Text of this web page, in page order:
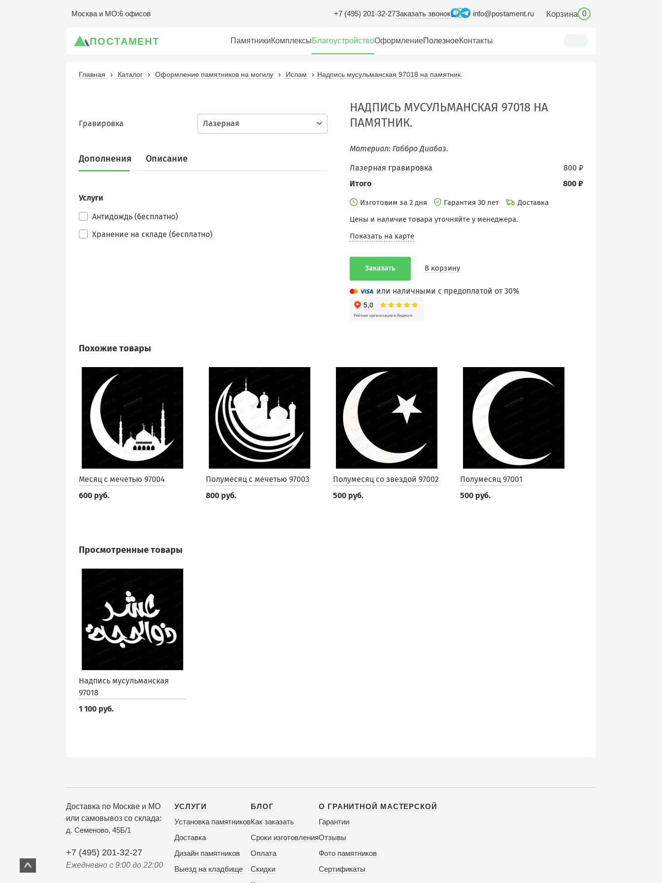
Москва и МО:6 офисов +7 (495) 201-32-27Заказать звонок info@postament.ru Корзина 0
ПОСТАМЕНТ ПамятникиКомплексыБлагоустройствоОформлениеПолезноеКонтакты
Главная Каталог Оформление памятников на могилу Ислам Надпись мусульманская 97018 на памятник.
Лазерная
Гравировка
Дополнения Описание
Услуги
Антидождь (бесплатно)
Хранение на складе (бесплатно)
НАДПИСЬ МУСУЛЬМАНСКАЯ 97018 НА
ПАМЯТНИК.
Материал: Габбро Диабаз.
800 ₽
Лазерная гравировка
800 ₽
Итого
Изготовим за 2 дня Гарантия 30 лет
Доставка
Цены и наличие товара уточняйте у менеджера.
Показать на карте
Заказать В корзину
или наличными с предоплатой от 30%
Похожие товары
Месяц с мечетью 97004
600 руб.
Полумесяц с мечетью 97003
800 руб.
Полумесяц со звездой 97002
500 руб.
Полумесяц 97001
500 руб.
Просмотренные товары
Надпись мусульманская
97018
1 100 руб.
Доставка по Москве и МО
или самовывоз со склада:
д. Семеново, 45Б/1
+7 (495) 201-32-27
Ежедневно с 9:00 до 22:00
УСЛУГИ
Установка памятников
Доставка
Дизайн памятников
Выезд на кладбище
БЛОГ
Как заказать
Сроки изготовления
Оплата
Скидки
О ГРАНИТНОЙ МАСТЕРСКОЙ
Гарантии
Отзывы
Фото памятников
Сертификаты